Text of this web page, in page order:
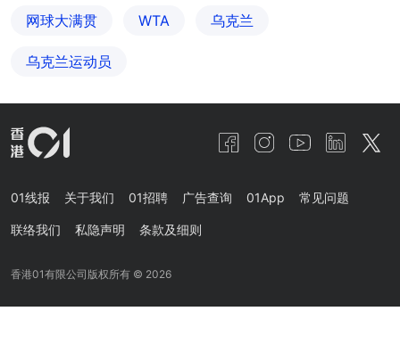
网球大满贯 WTA 乌克兰
乌克兰运动员
01线报 关于我们 01招聘 广告查询 01App 常见问题
联络我们 私隐声明 条款及细则
香港01有限公司版权所有 © 2026